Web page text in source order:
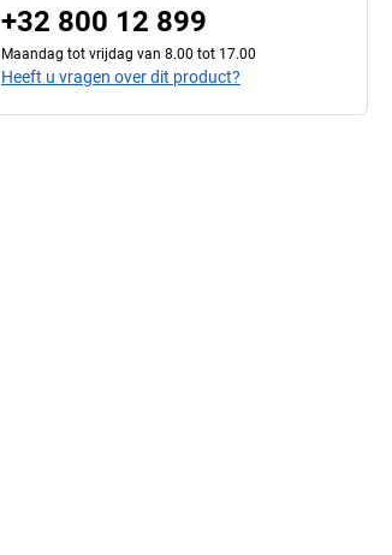
+32 800 12 899
Maandag tot vrijdag van 8.00 tot 17.00
Heeft u vragen over dit product?